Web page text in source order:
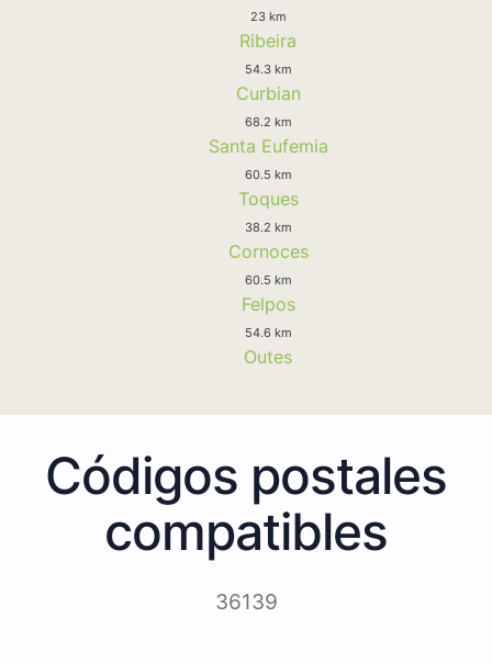
23 km
Ribeira
54.3 km
Curbian
68.2 km
Santa Eufemia
60.5 km
Toques
38.2 km
Cornoces
60.5 km
Felpos
54.6 km
Outes
Códigos postales
compatibles
36139